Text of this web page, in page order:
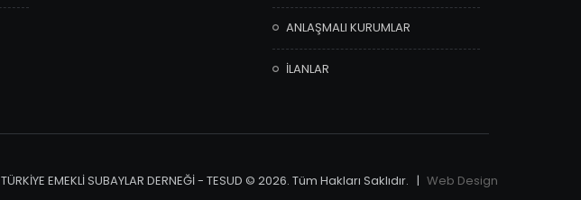
ANLAŞMALI KURUMLAR
İLANLAR
TÜRKİYE EMEKLİ SUBAYLAR DERNEĞİ - TESUD © 2026. Tüm Hakları Saklıdır. | Web Design